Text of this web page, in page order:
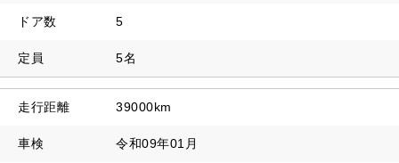
ドア数 5
定員 5名
走行距離 39000km
車検 令和09年01月